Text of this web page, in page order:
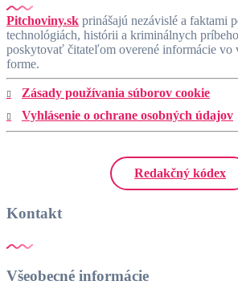
Pitchoviny.sk prinášajú nezávislé a faktami
technológiách, histórii a kriminálnych
poskytovať čitateľom overené informácie vo
forme.
Zásady používania súborov cookie
Vyhlásenie o ochrane osobných údajov
Redakčný kódex
Kontakt
Všeobecné informácie